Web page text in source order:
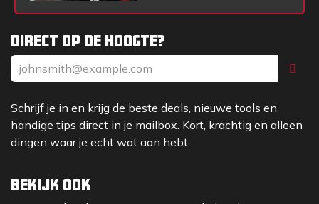
Direct op de hoogte?
Schrijf je in en krijg de beste deals, nieuwe tools en
handige tips direct in je mailbox. Kort, krachtig en alleen
dingen waar je echt wat aan hebt.
Bekijk ook